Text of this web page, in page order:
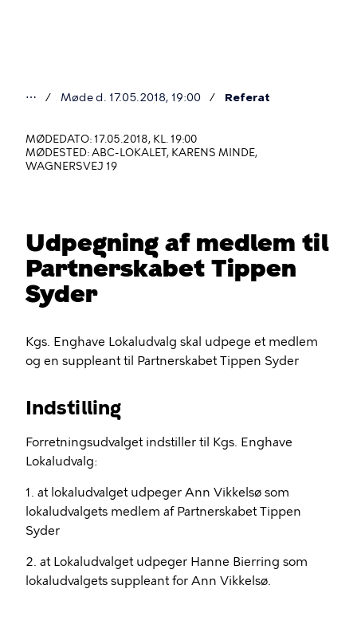
er
her
⋯ Møde d. 17.05.2018, 19:00 Referat
MØDEDATO: 17.05.2018, KL. 19:00
MØDESTED: ABC-LOKALET, KARENS MINDE,
WAGNERSVEJ 19
Udpegning af medlem til
Partnerskabet Tippen
Syder
Kgs. Enghave Lokaludvalg skal udpege et medlem
og en suppleant til Partnerskabet Tippen Syder
Indstilling
Forretningsudvalget indstiller til Kgs. Enghave
Lokaludvalg:
1. at lokaludvalget udpeger Ann Vikkelsø som
lokaludvalgets medlem af Partnerskabet Tippen
Syder
2. at Lokaludvalget udpeger Hanne Bierring som
lokaludvalgets suppleant for Ann Vikkelsø.